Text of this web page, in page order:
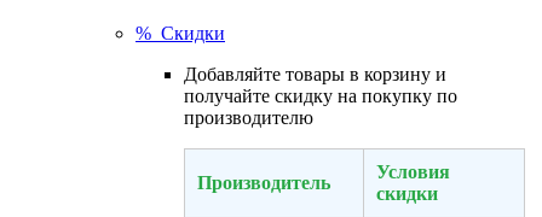
% Скидки
Добавляйте товары в корзину и
получайте скидку на покупку по
производителю
Производитель
Условия
скидки